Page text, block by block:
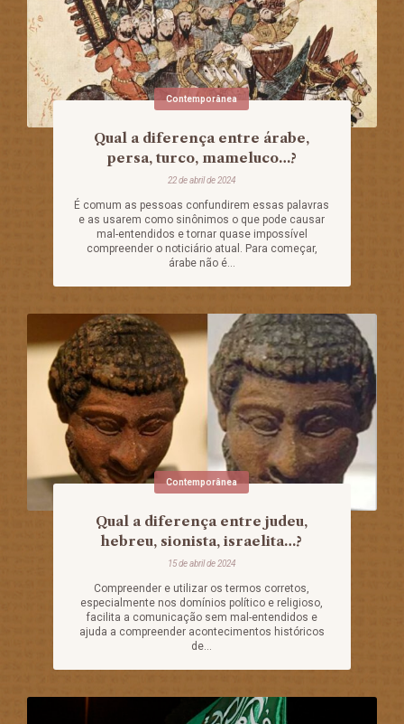
Contemporânea
Qual a diferença entre árabe,
persa, turco, mameluco…?
22 de abril de 2024
É comum as pessoas confundirem essas palavras
e as usarem como sinônimos o que pode causar
mal-entendidos e tornar quase impossível
compreender o noticiário atual. Para começar,
árabe não é...
Contemporânea
Qual a diferença entre judeu,
hebreu, sionista, israelita…?
15 de abril de 2024
Compreender e utilizar os termos corretos,
especialmente nos domínios político e religioso,
facilita a comunicação sem mal-entendidos e
ajuda a compreender acontecimentos históricos
de...